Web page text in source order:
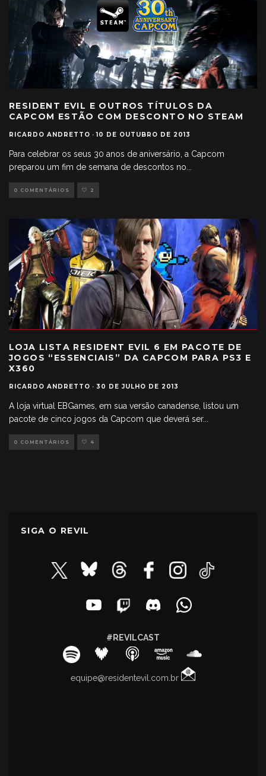
RESIDENT EVIL E OUTROS TÍTULOS DA
CAPCOM ESTÃO COM DESCONTO NO STEAM
RICARDO ANDRETTO · 10 DE OUTUBRO DE 2013
Para celebrar os seus 30 anos de aniversário, a Capcom
preparou um fim de semana de descontos no
0 COMENTÁRIOS 2
LOJA LISTA RESIDENT EVIL 6 EM PACOTE DE
JOGOS “ESSENCIAIS” DA CAPCOM PARA PS3 E
X360
RICARDO ANDRETTO · 30 DE JULHO DE 2013
A loja virtual EBGames, em sua versão canadense, listou um
pacote de cinco jogos da Capcom que deverá ser...
0 COMENTÁRIOS 4
SIGA O REVIL
#REVILCAST
equipe@residentevil.com.br